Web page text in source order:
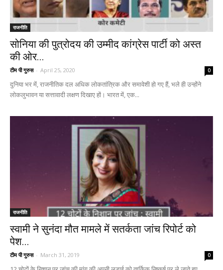
राजनीति
सोनिया की पुत्रोदय की उम्मीद कांग्रेस पार्टी को अस्त
की ओर...
टीम पी गुरुस - April 25, 2020 0
दुनिया भर में, राजनीतिक दल अधिक लोकतांत्रिक और समावेशी हो गए हैं, भले ही उन्होंने
लोकलुभावन या सत्तावादी लक्षण दिखाए हों। भारत में, एक...
राजनीति
स्वामी ने सुनंदा मौत मामले में सतर्कता जांच रिपोर्ट को
पेश...
टीम पी गुरुस - March 31, 2019 0